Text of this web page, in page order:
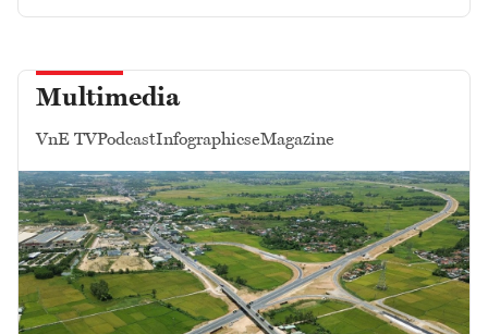
Multimedia
VnE TVPodcastInfographicseMagazine